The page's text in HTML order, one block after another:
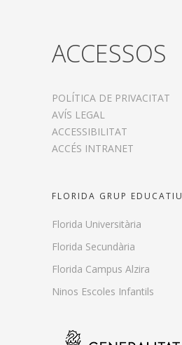
ACCESSOS
POLÍTICA DE PRIVACITAT
AVÍS LEGAL
ACCESSIBILITAT
ACCÉS INTRANET
FLORIDA GRUP EDUCATIU
Florida Universitària
Florida Secundària
Florida Campus Alzira
Ninos Escoles Infantils